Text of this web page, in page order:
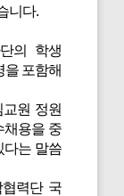
니다.
의 학생
을 포함해
원 정원
채용을 중
다는 말씀
력단 국